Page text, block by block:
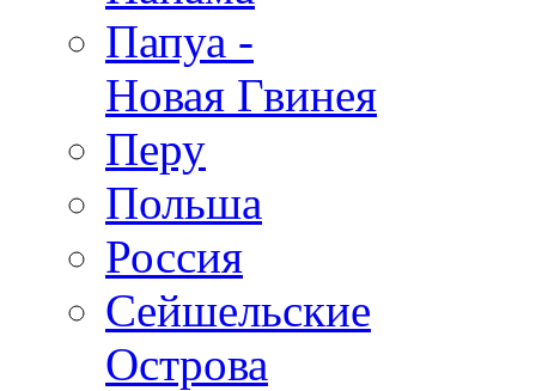
Папуа -
Новая Гвинея
Перу
Польша
Россия
Сейшельские
Острова